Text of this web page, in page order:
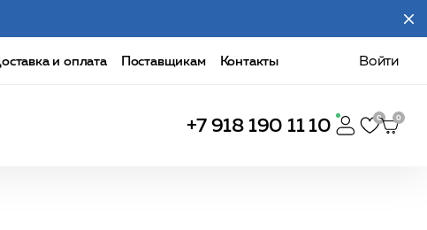
и оплата Поставщикам Контакты Войти
+7 918 190 11 10